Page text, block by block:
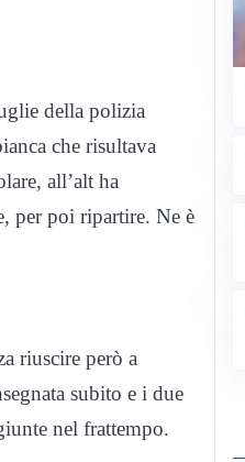
della polizia
che risultava
all’alt ha
per poi ripartire. Ne è
riuscire però a
subito e i due
nel frattempo.